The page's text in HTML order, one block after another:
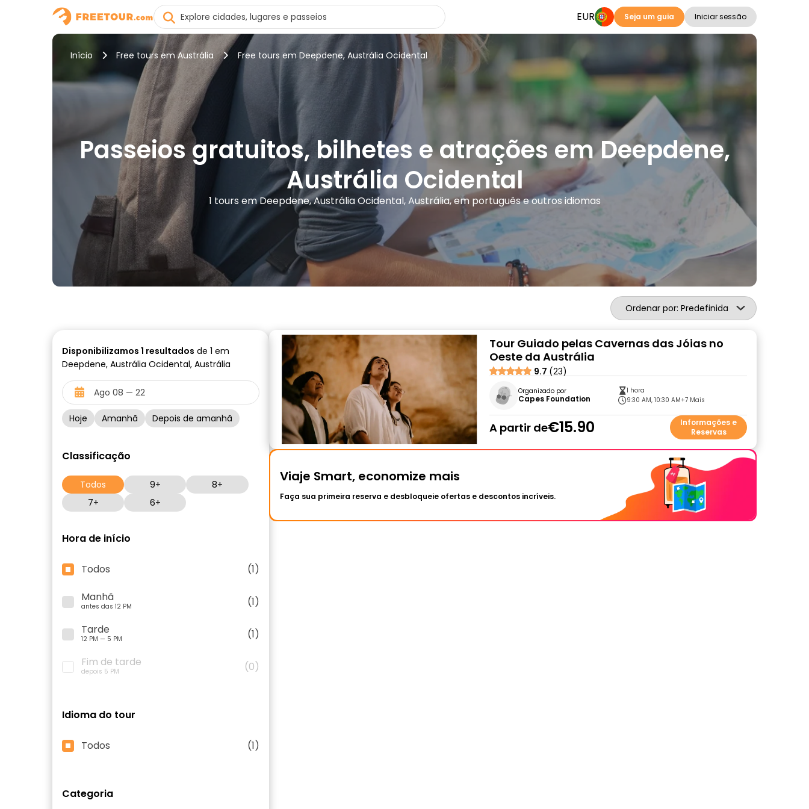
EUR Seja um guia Iniciar sessão
Início Free tours em Austrália Free tours em Deepdene, Austrália Ocidental
Passeios gratuitos, bilhetes e atrações em Deepdene,
Austrália Ocidental
1 tours em Deepdene, Austrália Ocidental, Austrália, em português e outros idiomas
Ordenar por: Predefinida
Disponibilizamos 1 resultados de 1 em
Deepdene, Austrália Ocidental, Austrália
Hoje Amanhã Depois de amanhã
Classificação
Todos 9+
8+
7+
6+
Hora de início
Todos
(1)
Manhã
antes das 12 PM
(1)
Tarde
12 PM — 5 PM
(1)
Fim de tarde
depois 5 PM (0)
Idioma do tour
Todos (1)
Categoria
Tour Guiado pelas Cavernas das Jóias no
Oeste da Austrália
9.7 (23)
Organizado por
Capes Foundation
1 hora
9:30 AM, 10:30 AM+7 Mais
A partir de€15.90
Informações e
Reservas
Viaje Smart, economize mais
Faça sua primeira reserva e desbloqueie ofertas e descontos incríveis.